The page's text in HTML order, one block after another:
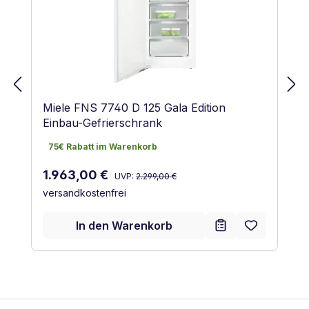
Miele FNS 7740 D 125 Gala Edition
Einbau-Gefrierschrank
75€ Rabatt im Warenkorb
75€ Rabatt im Warenkorb
Verkaufspreis:
1.963,00 € Regulärer Preis:
UVP: 2.299,00 €
versandkostenfrei
In den Warenkorb